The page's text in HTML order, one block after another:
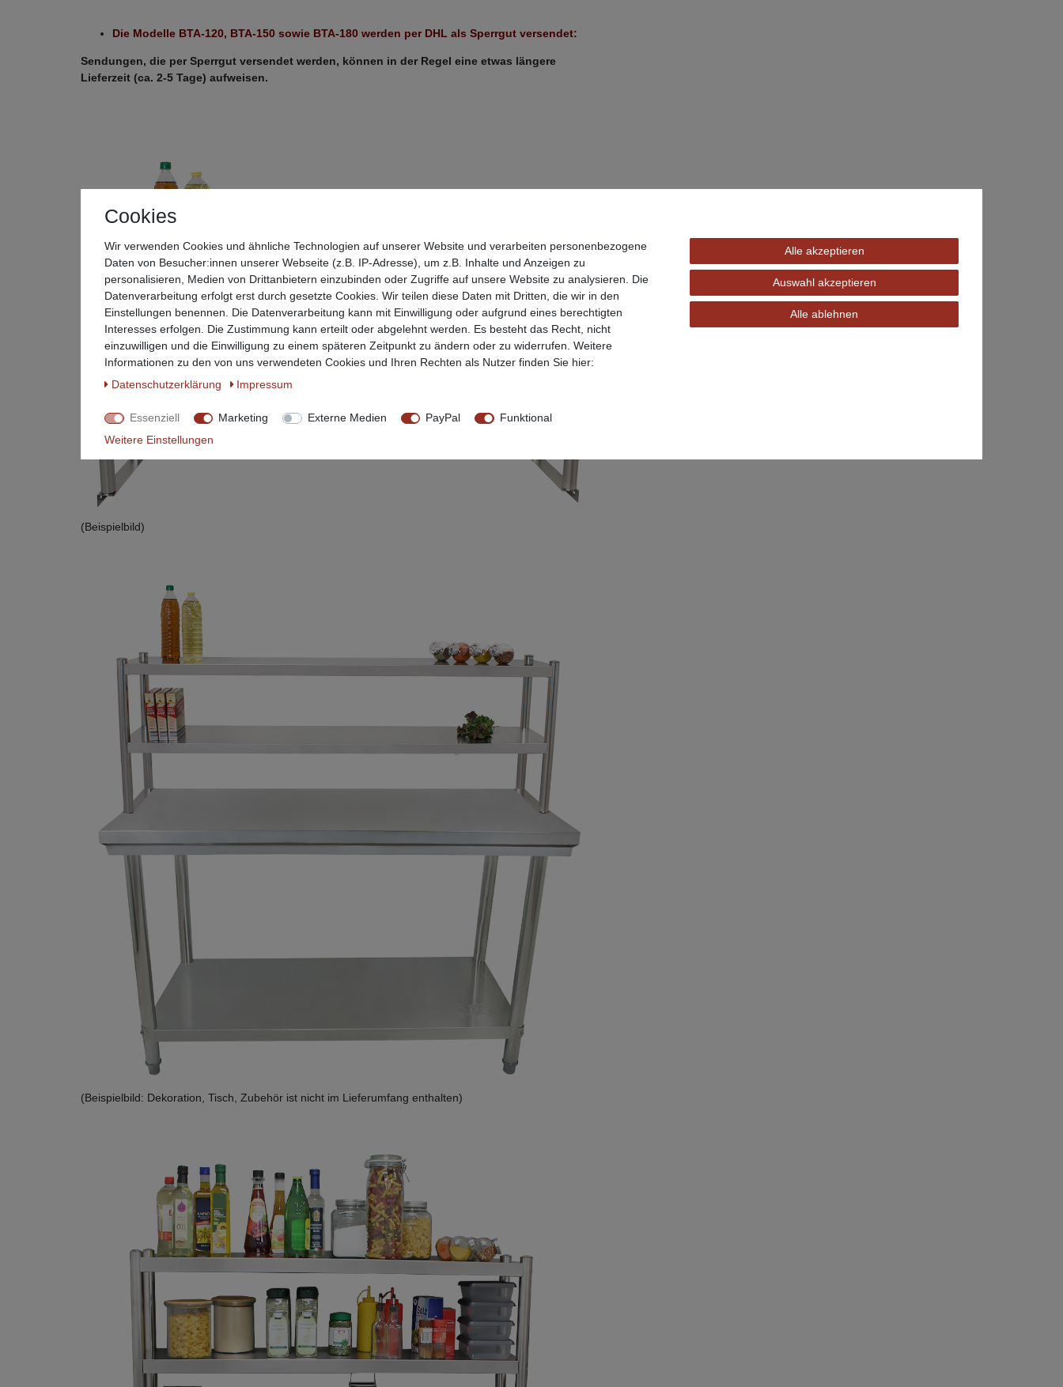
Die Modelle BTA-120, BTA-150 sowie BTA-180 werden per DHL als Sperrgut versendet:
Sendungen, die per Sperrgut versendet werden, können in der Regel eine etwas längere
Lieferzeit (ca. 2-5 Tage) aufweisen.
(Beispielbild)
(Beispielbild: Dekoration, Tisch, Zubehör ist nicht im Lieferumfang enthalten)
Cookies
Wir verwenden Cookies und ähnliche Technologien auf unserer Website und verarbeiten personenbezogene
Daten von Besucher:innen unserer Webseite (z.B. IP-Adresse), um z.B. Inhalte und Anzeigen zu
personalisieren, Medien von Drittanbietern einzubinden oder Zugriffe auf unsere Website zu analysieren. Die
Datenverarbeitung erfolgt erst durch gesetzte Cookies. Wir teilen diese Daten mit Dritten, die wir in den
Einstellungen benennen. Die Datenverarbeitung kann mit Einwilligung oder aufgrund eines berechtigten
Interesses erfolgen. Die Zustimmung kann erteilt oder abgelehnt werden. Es besteht das Recht, nicht
einzuwilligen und die Einwilligung zu einem späteren Zeitpunkt zu ändern oder zu widerrufen. Weitere
Informationen zu den von uns verwendeten Cookies und Ihren Rechten als Nutzer finden Sie hier:
Daten­schutz­erklärung
Impressum
Essenziell Marketing Externe Medien PayPal
Funktional
Weitere Einstellungen
Alle akzeptieren
Auswahl akzeptieren
Alle ablehnen